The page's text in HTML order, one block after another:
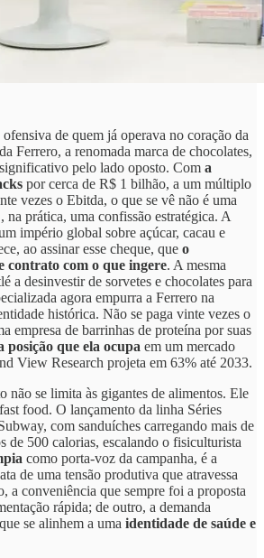
ofensiva de quem já operava no coração da
Ferrero, a renomada marca de chocolates,
pelo lado oposto. Com a
por cerca de R$ 1 bilhão, a um múltiplo
vezes o Ebitda, o que se vê não é uma
na prática, uma confissão estratégica. A
império global sobre açúcar, cacau e
ao assinar esse cheque, que o
contrato com o que ingere. A mesma
a desinvestir de sorvetes e chocolates para
agora empurra a Ferrero na
histórica. Não se paga vinte vezes o
empresa de barrinhas de proteína por suas
posição que ela ocupa em um mercado
View Research projeta em 63% até 2033.
não se limita às gigantes de alimentos. Ele
food. O lançamento da linha Séries
com sanduíches carregando mais de
de 500 calorias, escalando o fisiculturista
como porta-voz da campanha, é a
de uma tensão produtiva que atravessa
a conveniência que sempre foi a proposta
rápida; de outro, a demanda
se alinhem a uma identidade de saúde e